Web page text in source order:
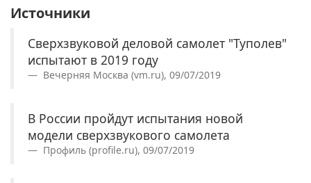
Источники
Сверхзвуковой деловой самолет "Туполев"
испытают в 2019 году
Вечерняя Москва (vm.ru), 09/07/2019
В России пройдут испытания новой
модели сверхзвукового самолета
Профиль (profile.ru), 09/07/2019